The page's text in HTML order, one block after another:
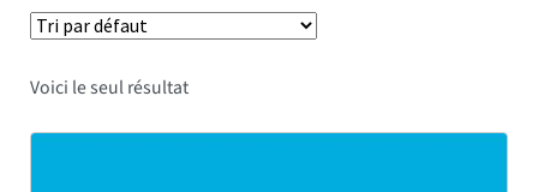
Voici le seul résultat